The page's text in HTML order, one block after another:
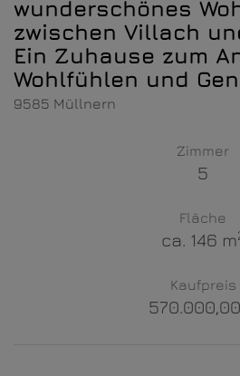
wunderschönes
zwischen Villach
Ein Zuhause zum
Wohlfühlen und
9585 Müllnern
Zimmer
5
Fläche
ca. 146 m
Kaufpreis